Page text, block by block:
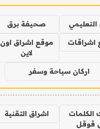
صحيفة برق
اشراقات
موقع اشراق اون
لاين
اركان سياحة وسفر
قوقل
اشراق التقنية